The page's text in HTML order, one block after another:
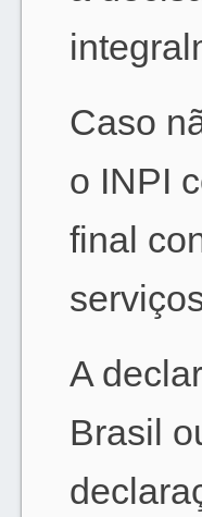
Caso
o INPI
final
A
Brasil